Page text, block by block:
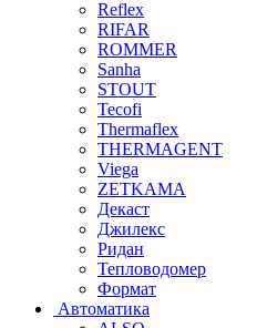
Reflex
RIFAR
ROMMER
Sanha
STOUT
Tecofi
Thermaflex
THERMAGENT
Viega
ZETKAMA
Декаст
Джилекс
Ридан
Тепловодомер
Формат
Автоматика